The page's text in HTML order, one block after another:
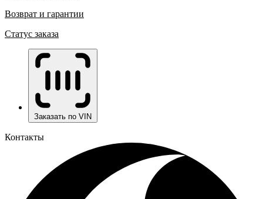
Возврат и гарантии
Статус заказа
Заказать по VIN
Контакты